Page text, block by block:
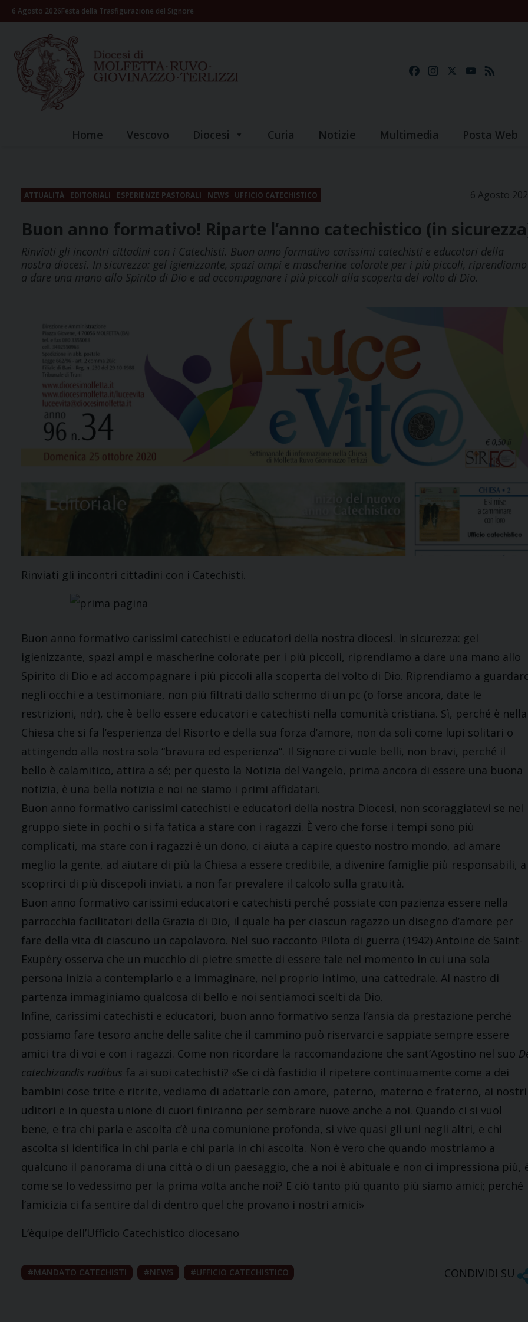
Skip6 Agosto 2026Festa della Trasfigurazione del Signore
FacebookInstagramYouTube
Home Vescovo Diocesi Curia Notizie Multimedia Posta Web
ATTUALITÀ EDITORIALI ESPERIENZE PASTORALI NEWS UFFICIO CATECHISTICO 6 Agosto
Buon anno formativo! Riparte l’anno catechistico (in
Rinviati gli incontri cittadini con i Catechisti. Buon anno formativo carissimi catechisti e educatori della
nostra diocesi. In sicurezza: gel igienizzante, spazi ampi e mascherine colorate per i più piccoli, riprendiamo
a dare una mano allo Spirito di Dio e ad accompagnare i più piccoli alla scoperta del volto di Dio.
Rinviati gli incontri cittadini con i Catechisti.
Buon anno formativo carissimi catechisti e educatori della nostra diocesi. In sicurezza: gel
igienizzante, spazi ampi e mascherine colorate per i più piccoli, riprendiamo a dare una mano allo
Spirito di Dio e ad accompagnare i più piccoli alla scoperta del volto di Dio. Riprendiamo a
negli occhi e a testimoniare, non più filtrati dallo schermo di un pc (o forse ancora, date le
restrizioni, ndr), che è bello essere educatori e catechisti nella comunità cristiana. Sì, perché è nella
Chiesa che si fa l’esperienza del Risorto e della sua forza d’amore, non da soli come lupi solitari o
attingendo alla nostra sola “bravura ed esperienza”. Il Signore ci vuole belli, non bravi, perché il
bello è calamitico, attira a sé; per questo la Notizia del Vangelo, prima ancora di essere una buona
notizia, è una bella notizia e noi ne siamo i primi affidatari.
Buon anno formativo carissimi catechisti e educatori della nostra Diocesi, non scoraggiatevi se nel
gruppo siete in pochi o si fa fatica a stare con i ragazzi. È vero che forse i tempi sono più
complicati, ma stare con i ragazzi è un dono, ci aiuta a capire questo nostro mondo, ad amare
meglio la gente, ad aiutare di più la Chiesa a essere credibile, a divenire famiglie più responsabili, a
scoprirci di più discepoli inviati, a non far prevalere il calcolo sulla gratuità.
Buon anno formativo carissimi educatori e catechisti perché possiate con pazienza essere nella
parrocchia facilitatori della Grazia di Dio, il quale ha per ciascun ragazzo un disegno d’amore per
fare della vita di ciascuno un capolavoro. Nel suo racconto Pilota di guerra (1942) Antoine de Saint-
Exupéry osserva che un mucchio di pietre smette di essere tale nel momento in cui una sola
persona inizia a contemplarlo e a immaginare, nel proprio intimo, una cattedrale. Al nastro di
partenza immaginiamo qualcosa di bello e noi sentiamoci scelti da Dio.
Infine, carissimi catechisti e educatori, buon anno formativo senza l’ansia da prestazione perché
possiamo fare tesoro anche delle salite che il cammino può riservarci e sappiate sempre essere
amici tra di voi e con i ragazzi. Come non ricordare la raccomandazione che sant’Agostino nel suo
catechizandis rudibus fa ai suoi catechisti? «Se ci dà fastidio il ripetere continuamente come a dei
bambini cose trite e ritrite, vediamo di adattarle con amore, paterno, materno e fraterno, ai nostri
uditori e in questa unione di cuori finiranno per sembrare nuove anche a noi. Quando ci si vuol
bene, e tra chi parla e ascolta c’è una comunione profonda, si vive quasi gli uni negli altri, e chi
ascolta si identifica in chi parla e chi parla in chi ascolta. Non è vero che quando mostriamo a
qualcuno il panorama di una città o di un paesaggio, che a noi è abituale e non ci impressiona più,
come se lo vedessimo per la prima volta anche noi? E ciò tanto più quanto più siamo amici; perché
l’amicizia ci fa sentire dal di dentro quel che provano i nostri amici»
L’èquipe dell’Ufficio Catechistico diocesano
MANDATO CATECHISTI NEWS UFFICIO CATECHISTICO CONDIVIDI SU